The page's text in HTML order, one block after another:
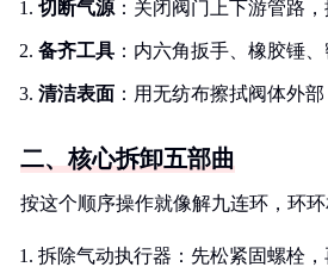
切断气源 ：关闭阀门上下游管路
备齐工具 ：内六角扳手、橡胶锤
清洁表面 ：用无纺布擦拭阀体外
二、核心拆卸五部曲
按这个顺序操作就像解九连环，环环
拆除气动执行器：先松紧固螺栓